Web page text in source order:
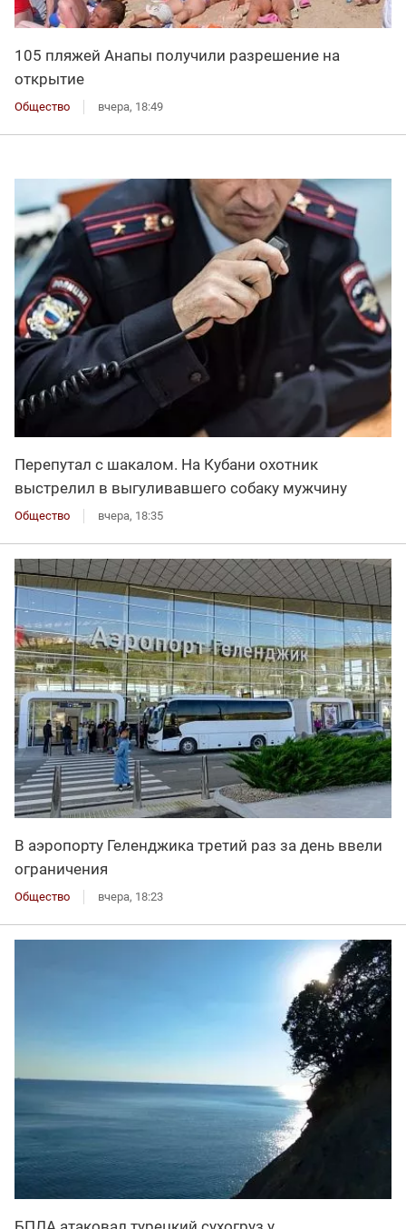
105 пляжей Анапы получили разрешение на
открытие
Общество вчера, 18:49
Перепутал с шакалом. На Кубани охотник
выстрелил в выгуливавшего собаку мужчину
Общество вчера, 18:35
В аэропорту Геленджика третий раз за день ввели
ограничения
Общество вчера, 18:23